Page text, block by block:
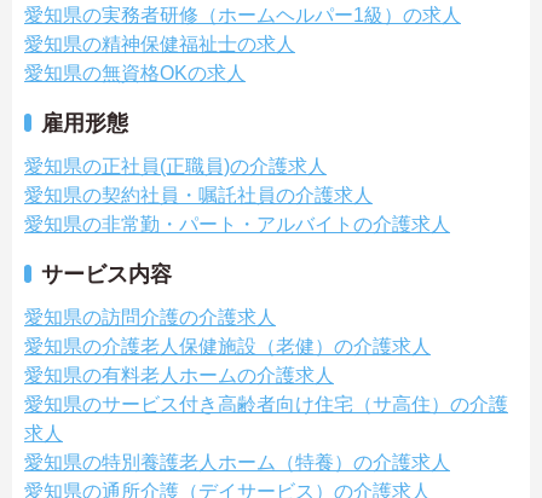
愛知県の実務者研修（ホームヘルパー1級）の求人
愛知県の精神保健福祉士の求人
愛知県の無資格OKの求人
雇用形態
愛知県の正社員(正職員)の介護求人
愛知県の契約社員・嘱託社員の介護求人
愛知県の非常勤・パート・アルバイトの介護求人
サービス内容
愛知県の訪問介護の介護求人
愛知県の介護老人保健施設（老健）の介護求人
愛知県の有料老人ホームの介護求人
愛知県のサービス付き高齢者向け住宅（サ高住）の介護
求人
愛知県の特別養護老人ホーム（特養）の介護求人
愛知県の通所介護（デイサービス）の介護求人